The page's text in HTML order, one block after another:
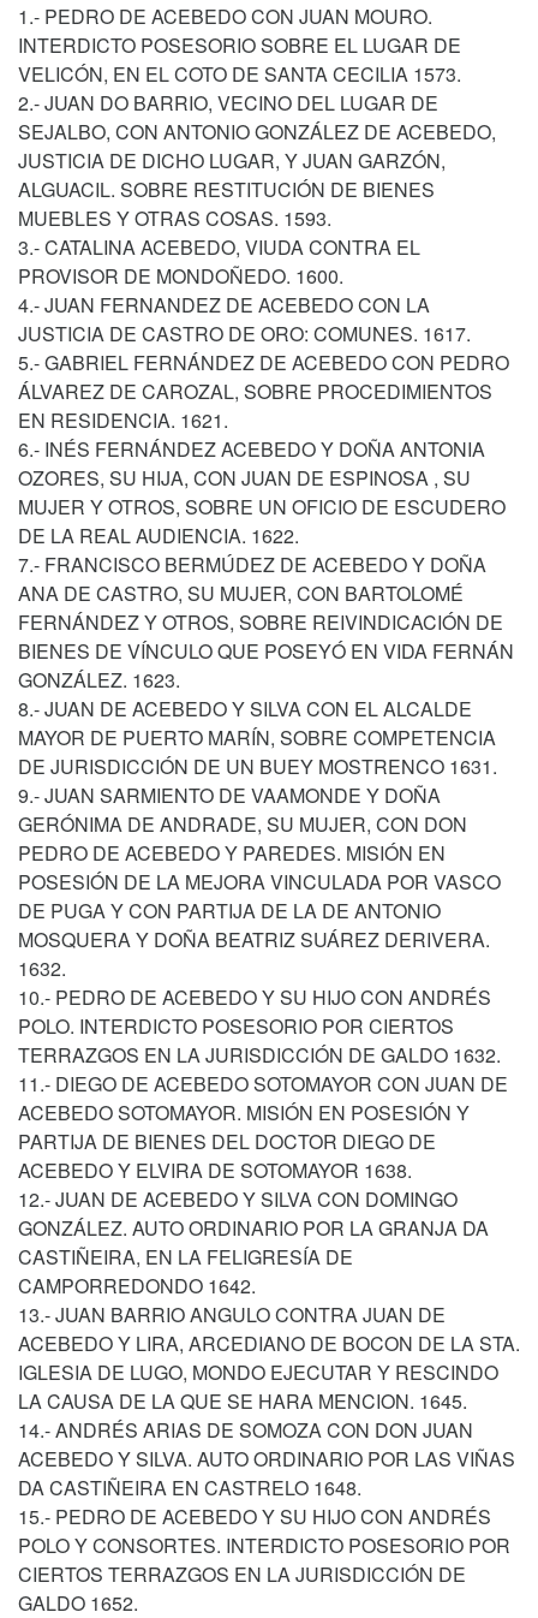
1.- PEDRO DE ACEBEDO CON JUAN MOURO.
INTERDICTO POSESORIO SOBRE EL LUGAR DE
VELICÓN, EN EL COTO DE SANTA CECILIA 1573.
2.- JUAN DO BARRIO, VECINO DEL LUGAR DE
SEJALBO, CON ANTONIO GONZÁLEZ DE ACEBEDO,
JUSTICIA DE DICHO LUGAR, Y JUAN GARZÓN,
ALGUACIL. SOBRE RESTITUCIÓN DE BIENES
MUEBLES Y OTRAS COSAS. 1593.
3.- CATALINA ACEBEDO, VIUDA CONTRA EL
PROVISOR DE MONDOÑEDO. 1600.
4.- JUAN FERNANDEZ DE ACEBEDO CON LA
JUSTICIA DE CASTRO DE ORO: COMUNES. 1617.
5.- GABRIEL FERNÁNDEZ DE ACEBEDO CON PEDRO
ÁLVAREZ DE CAROZAL, SOBRE PROCEDIMIENTOS
EN RESIDENCIA. 1621.
6.- INÉS FERNÁNDEZ ACEBEDO Y DOÑA ANTONIA
OZORES, SU HIJA, CON JUAN DE ESPINOSA , SU
MUJER Y OTROS, SOBRE UN OFICIO DE ESCUDERO
DE LA REAL AUDIENCIA. 1622.
7.- FRANCISCO BERMÚDEZ DE ACEBEDO Y DOÑA
ANA DE CASTRO, SU MUJER, CON BARTOLOMÉ
FERNÁNDEZ Y OTROS, SOBRE REIVINDICACIÓN DE
BIENES DE VÍNCULO QUE POSEYÓ EN VIDA FERNÁN
GONZÁLEZ. 1623.
8.- JUAN DE ACEBEDO Y SILVA CON EL ALCALDE
MAYOR DE PUERTO MARÍN, SOBRE COMPETENCIA
DE JURISDICCIÓN DE UN BUEY MOSTRENCO 1631.
9.- JUAN SARMIENTO DE VAAMONDE Y DOÑA
GERÓNIMA DE ANDRADE, SU MUJER, CON DON
PEDRO DE ACEBEDO Y PAREDES. MISIÓN EN
POSESIÓN DE LA MEJORA VINCULADA POR VASCO
DE PUGA Y CON PARTIJA DE LA DE ANTONIO
MOSQUERA Y DOÑA BEATRIZ SUÁREZ DERIVERA.
1632.
10.- PEDRO DE ACEBEDO Y SU HIJO CON ANDRÉS
POLO. INTERDICTO POSESORIO POR CIERTOS
TERRAZGOS EN LA JURISDICCIÓN DE GALDO 1632.
11.- DIEGO DE ACEBEDO SOTOMAYOR CON JUAN DE
ACEBEDO SOTOMAYOR. MISIÓN EN POSESIÓN Y
PARTIJA DE BIENES DEL DOCTOR DIEGO DE
ACEBEDO Y ELVIRA DE SOTOMAYOR 1638.
12.- JUAN DE ACEBEDO Y SILVA CON DOMINGO
GONZÁLEZ. AUTO ORDINARIO POR LA GRANJA DA
CASTIÑEIRA, EN LA FELIGRESÍA DE
CAMPORREDONDO 1642.
13.- JUAN BARRIO ANGULO CONTRA JUAN DE
ACEBEDO Y LIRA, ARCEDIANO DE BOCON DE LA STA.
IGLESIA DE LUGO, MONDO EJECUTAR Y RESCINDO
LA CAUSA DE LA QUE SE HARA MENCION. 1645.
14.- ANDRÉS ARIAS DE SOMOZA CON DON JUAN
ACEBEDO Y SILVA. AUTO ORDINARIO POR LAS VIÑAS
DA CASTIÑEIRA EN CASTRELO 1648.
15.- PEDRO DE ACEBEDO Y SU HIJO CON ANDRÉS
POLO Y CONSORTES. INTERDICTO POSESORIO POR
CIERTOS TERRAZGOS EN LA JURISDICCIÓN DE
GALDO 1652.